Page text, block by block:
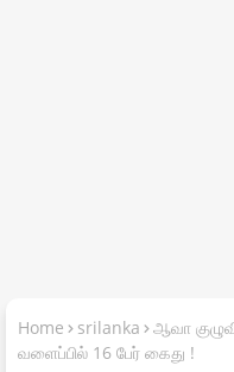
Home srilanka
ஆவா
வளைப்பில் 16 பேர் கைது !